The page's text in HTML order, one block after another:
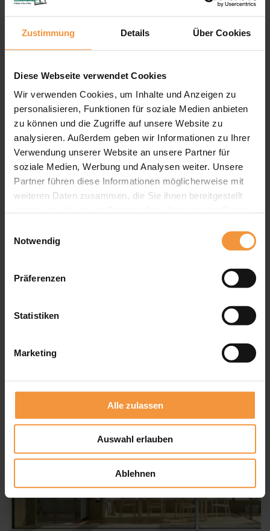
Zustimmung Details Über Cookies
Diese Webseite verwendet Cookies
Wir verwenden Cookies, um Inhalte und Anzeigen zu
personalisieren, Funktionen für soziale Medien anbieten
zu können und die Zugriffe auf unsere Website zu
analysieren. Außerdem geben wir Informationen zu Ihrer
Verwendung unserer Website an unsere Partner für
soziale Medien, Werbung und Analysen weiter. Unsere
Partner führen diese Informationen möglicherweise mit
weiteren Daten zusammen, die Sie ihnen bereitgestellt
Notwendig
Präferenzen
Statistiken
Marketing
Alle zulassen
Auswahl erlauben
Ablehnen
Das könnte Sie auch interessieren